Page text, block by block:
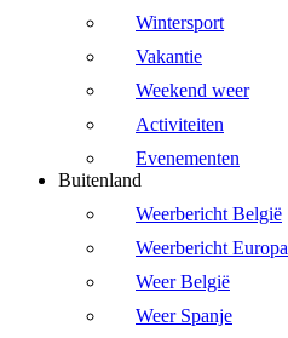
Wintersport
Vakantie
Weekend weer
Activiteiten
Evenementen
Buitenland
Weerbericht België
Weerbericht Europa
Weer België
Weer Spanje